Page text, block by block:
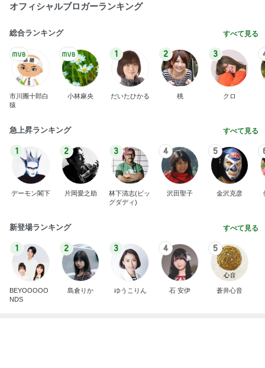
オフィシャルブロガーランキング
総合ランキング すべて見る
市川團十郎白
猿
小林麻央
1
だいたひかる
2
桃
3
クロ
急上昇ランキング すべて見る
1
デーモン閣下
2
片岡愛之助
3
林下清志(ビッ
グダディ)
4
沢田聖子
5
金沢克彦
新登場ランキング すべて見る
1
BEYOOOOO
NDS
2
島倉りか
3
ゆうこりん
4
石 安伊
5
蒼井心音